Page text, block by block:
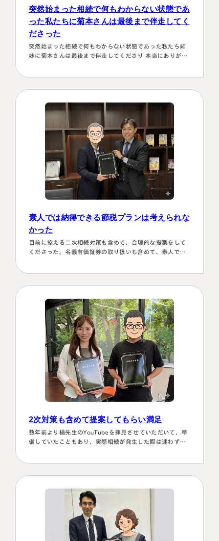
突然始まった相続で何もわからない状態であ
った私たちに菊本さんは最後まで伴走してく
ださった
突然始まった相続で何もわからない状態であった私たち姉
妹に菊本さんは最後まで伴走してくださり 本当にありがた
ルでも電話 すぐに教えてくださり、無事納税を済ませるこ
とができほっとしていま…
素人では納得できる節税プランは考えられな
かった
目前に控える二次相続対策も含めて、合理的な提案をして
くださった。名義有価証券の取り扱いも含めて、素人では
2次対策も含めて提案してもらい満足
数年前より橘先生のYouTubeを拝見させていただいて、準
備していたこともあり、実際相続が発生した際は迷わず相